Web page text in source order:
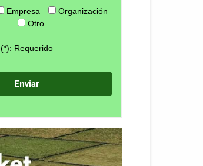
Empresa
Organización
Otro
(*): Requerido